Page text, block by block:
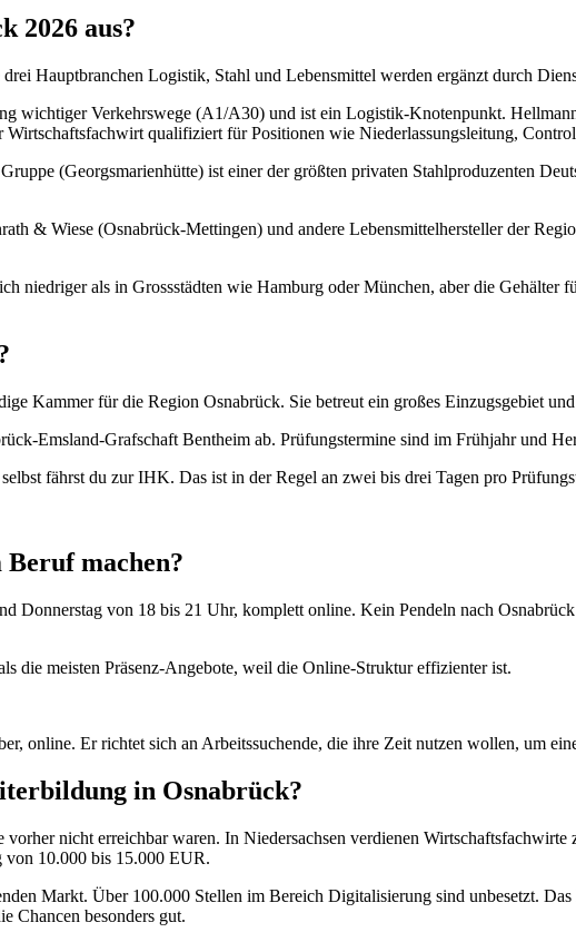
2026 aus?
Hauptbranchen Logistik, Stahl und Lebensmittel werden ergänzt durch
wichtiger Verkehrswege (A1/A30) und ist ein Logistik-Knotenpunkt.
qualifiziert für Positionen wie Niederlassungsleitung,
(Georgsmarienhütte) ist einer der größten privaten Stahlproduzenten
& Wiese (Osnabrück-Mettingen) und andere Lebensmittelhersteller der
niedriger als in Grossstädten wie Hamburg oder München, aber die Gehälter
Kammer für die Region Osnabrück. Sie betreut ein großes Einzugsgebiet
Emsland-Grafschaft Bentheim ab. Prüfungstermine sind im Frühjahr und
fährst du zur IHK. Das ist in der Regel an zwei bis drei Tagen pro
machen?
Donnerstag von 18 bis 21 Uhr, komplett online. Kein Pendeln nach
die meisten Präsenz-Angebote, weil die Online-Struktur effizienter ist.
online. Er richtet sich an Arbeitssuchende, die ihre Zeit nutzen wollen, um
in Osnabrück?
nicht erreichbar waren. In Niedersachsen verdienen
von 10.000 bis 15.000 EUR.
Markt. Über 100.000 Stellen im Bereich Digitalisierung sind unbesetzt.
Chancen besonders gut.